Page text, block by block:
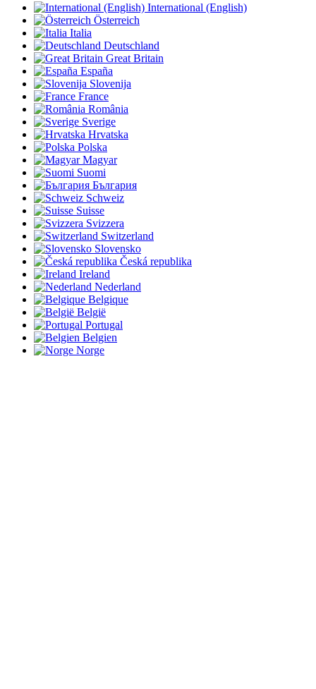
International (English)
Österreich
Italia
Deutschland
Great Britain
España
Slovenija
France
România
Sverige
Hrvatska
Polska
Magyar
Suomi
България
Schweiz
Suisse
Svizzera
Switzerland
Slovensko
Česká republika
Ireland
Nederland
Belgique
België
Portugal
Belgien
Norge